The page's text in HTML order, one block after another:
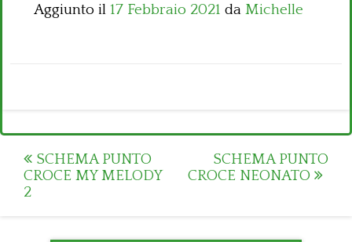
Aggiunto il 17 Febbraio 2021 da Michelle
Post
navigation
SCHEMA PUNTO
CROCE MY MELODY
2
SCHEMA PUNTO
CROCE NEONATO